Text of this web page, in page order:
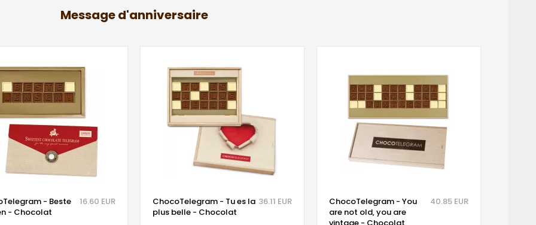
Message d'anniversaire
- Beste
- Chocolat
16.60 EUR
ChocoTelegram - Tu es la
plus belle - Chocolat
36.11 EUR
ChocoTelegram - You
are not old, you are
40.85 EUR